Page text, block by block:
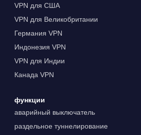
VPN для США
VPN для Великобритании
Германия VPN
Индонезия VPN
VPN для Индии
Канада VPN
функции
аварийный выключатель
раздельное туннелирование